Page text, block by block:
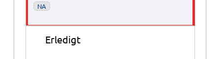
NA
Erledigt